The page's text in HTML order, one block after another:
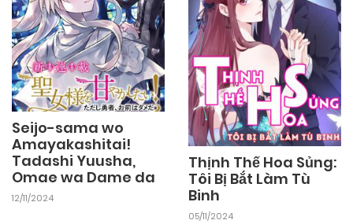
Seijo-sama wo
Amayakashitai!
Tadashi Yuusha,
Omae wa Dame da
12/11/2024
Thịnh Thế Hoa Sủng:
Tôi Bị Bắt Làm Tù
Binh
05/11/2024